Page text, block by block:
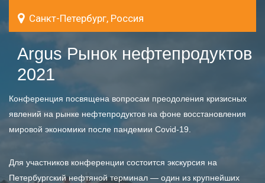
Санкт-Петербург, Россия
Argus Рынок нефтепродуктов
2021
Конференция посвящена вопросам преодоления кризисных
явлений на рынке нефтепродуктов на фоне восстановления
мировой экономики после пандемии Covid-19.
Для участников конференции состоится экскурсия на
Петербургский нефтяной терминал — один из крупнейших